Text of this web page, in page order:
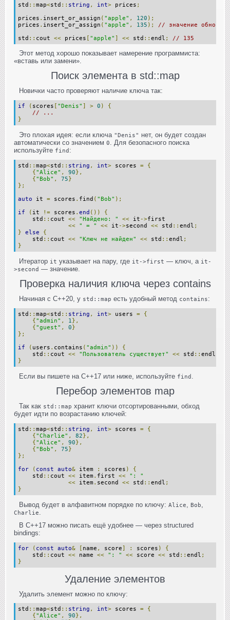
std :: map<std :: string , int> prices ;
prices . insert_or_assign ( "apple" , 120 );
prices . insert_or_assign ( "apple" , 135 );
// значение
std :: cout << prices [ "apple" ] << std :: endl ; // 135
Этот метод хорошо показывает намерение программиста:
«вставь или замени».
Поиск элемента в std::map
Новички часто проверяют наличие ключа так:
if ( scores "Denis" > 0 )
{
// ...
}
Это плохая идея: если ключа "Denis" нет, он будет создан
автоматически со значением 0. Для безопасного поиска
используйте find :
std :: map<std :: string , int> scores =
{
{ "Alice" , 90 },
{ "Bob" , 75 }
};
auto it = scores . find ( "Bob" );
if
( it != scores . end ())
{
std :: cout << "Найдено: " << it ->first
<<
" = " << it ->second << std :: endl ;
}
else
{
std :: cout << "Ключ не найден" << std :: endl ;
}
Итератор it указывает на пару, где it->first — ключ, а it-
>second — значение.
Проверка наличия ключа через contains
Начиная с C++20, у std::map есть удобный метод contains:
std :: map<std :: string , int> users =
{
{"admin" , 1},
{"guest" , 0}
};
if
( users . contains ( "admin" ))
{
std :: cout << "Пользователь существует" << std :: endl
}
Если вы пишете на C++17 или ниже, используйте find
Перебор элементов map
Так как std::map хранит ключи отсортированными, обход
будет идти по возрастанию ключей:
std :: map<std :: string , int> scores =
{
{"Charlie" , 82},
{"Alice" , 90},
{"Bob" , 75}
};
for
( const auto& item : scores )
{
std :: cout << item . first <<
": "
<< item . second << std :: endl ;
}
Вывод будет в алфавитном порядке по ключу: Alice Bob
Charlie
В C++17 можно писать ещё удобнее — через structured
bindings:
for ( const auto& [ name , score] : scores )
{
std :: cout << name << ": " << score << std :: endl ;
}
Удаление элементов
Удалить элемент можно по ключу:
std :: map<std :: string , int> scores =
{
{ "Alice" , 90 },